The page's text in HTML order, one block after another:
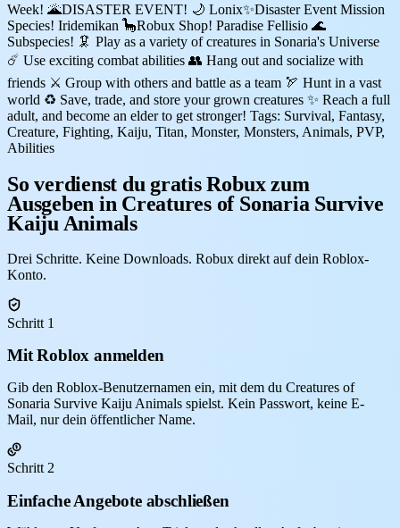
Week! 🌋DISASTER EVENT! 🌙 Lonix✨Disaster Event Mission
Species! Iridemikan 🦕Robux Shop! Paradise Fellisio 🌊
Subspecies! 🦑 Play as a variety of creatures in Sonaria's Universe
☄️ Use exciting combat abilities 👥 Hang out and socialize with
friends ⚔️ Group with others and battle as a team 🏹 Hunt in a vast
world ♻️ Save, trade, and store your grown creatures ✨ Reach a full
adult, and become an elder to get stronger! Tags: Survival, Fantasy,
Creature, Fighting, Kaiju, Titan, Monster, Monsters, Animals, PVP,
Abilities
So verdienst du gratis Robux zum
Ausgeben in Creatures of Sonaria Survive
Kaiju Animals
Drei Schritte. Keine Downloads. Robux direkt auf dein Roblox-
Konto.
Schritt 1
Mit Roblox anmelden
Gib den Roblox-Benutzernamen ein, mit dem du Creatures of
Sonaria Survive Kaiju Animals spielst. Kein Passwort, keine E-
Mail, nur dein öffentlicher Name.
Schritt 2
Einfache Angebote abschließen